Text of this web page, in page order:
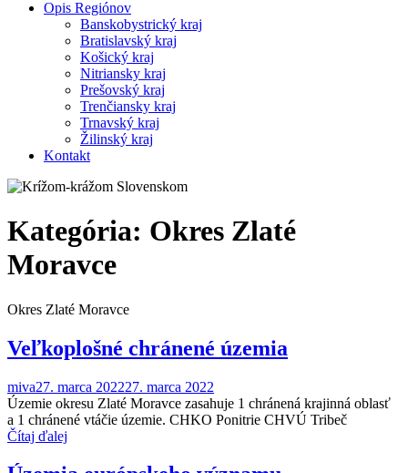
Opis Regiónov
Banskobystrický kraj
Bratislavský kraj
Košický kraj
Nitriansky kraj
Prešovský kraj
Trenčiansky kraj
Trnavský kraj
Žilinský kraj
Kontakt
Kategória: Okres Zlaté
Moravce
Okres Zlaté Moravce
Veľkoplošné chránené územia
miva27. marca 202227. marca 2022
Územie okresu Zlaté Moravce zasahuje 1 chránená krajinná oblasť
a 1 chránené vtáčie územie. CHKO Ponitrie CHVÚ Tribeč
Čítaj ďalej